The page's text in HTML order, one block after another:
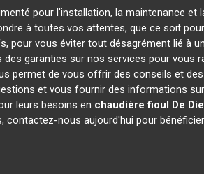
pour l'installation, la maintenance et
à toutes vos attentes, que ce soit
pour vous éviter tout désagrément lié à
garanties sur nos services pour vous
permet de vous offrir des conseils et
et vous fournir des informations
leurs besoins en chaudière fioul De
contactez-nous aujourd'hui pour bénéficier